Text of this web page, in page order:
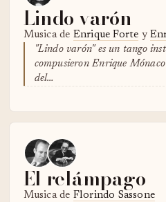
Lindo varón
Musica de Enrique Forte y
"Lindo varón" es un tango
compusieron Enrique
del…
El relámpago
Musica de Florindo Sassone